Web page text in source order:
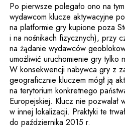
Po pierwsze polegało ono na
wydawcom klucze aktywacyjne
na platformie gry kupione poza
i na nośnikach fizycznych), przy
na żądanie wydawców
umożliwić uruchomienie gry tylko
W konsekwencji nabywca gry z
geograficznie kluczem mógł ją
na terytorium konkretnego
Europejskiej. Klucz nie pozwalał
w innej lokalizacji. Praktyki te
do października 2015 r.